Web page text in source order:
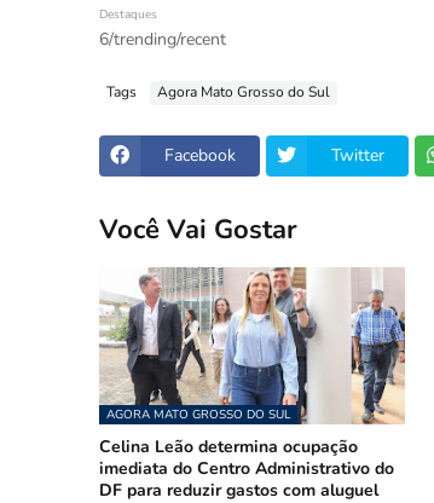
Destaques
6/trending/recent
Tags Agora Mato Grosso do Sul
Facebook Twitter
Você Vai Gostar
AGORA MATO GROSSO DO SUL
Celina Leão determina ocupação
imediata do Centro Administrativo do
DF para reduzir gastos com aluguel